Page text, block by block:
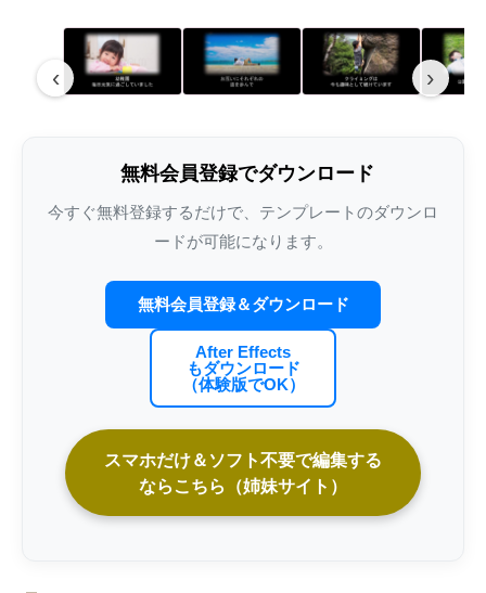
結婚式プロフィールムービーの写真枚数｜
3分5分7分別の最適枚数・1枚あたり秒数・
各パート配分・写真不足対策の早見表
結婚式プロフィー
家族婚・少人数挙式向けオープニングムー
ビー完全ガイド｜アットホームな感動演出
結婚式オープニン
料比較・カスタマ
結婚式エンドロールにおすすめの
RADWIMPS人気曲｜選曲とISUM著作権ガ
結婚式エンドロー
‹ ›
無料会員登録でダウンロード
今すぐ無料登録するだけで、テンプレートのダウンロ
ードが可能になります。
無料会員登録＆ダウンロード
After Effects
もダウンロード
（体験版でOK）
スマホだけ＆ソフト不要で編集する
ならこちら（姉妹サイト）